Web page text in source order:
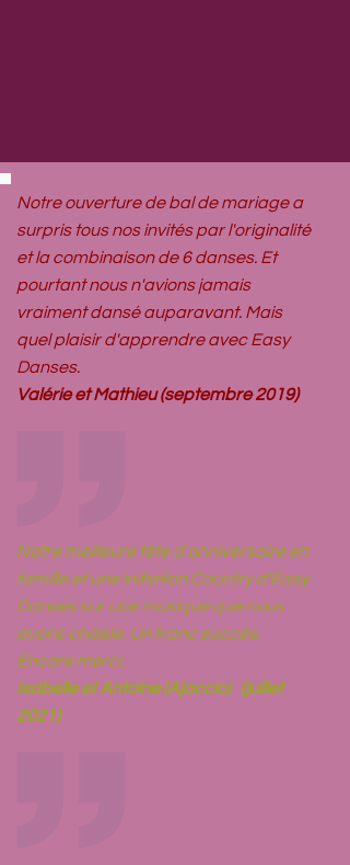
Notre ouverture de bal de mariage a
surpris tous nos invités par l'originalité
et la combinaison de 6 danses. Et
pourtant nous n'avions jamais
vraiment dansé auparavant. Mais
quel plaisir d'apprendre avec Easy
Danses.
Valérie et Mathieu (septembre 2019)
Notre meilleure fête d'anniversaire en
famille et une initiation Country d'Easy
Danses sur une musique que nous
avons choisie. Un franc succès.
Encore merci.
Isabelle et Antoine (Ajaccio) (juillet
2021)